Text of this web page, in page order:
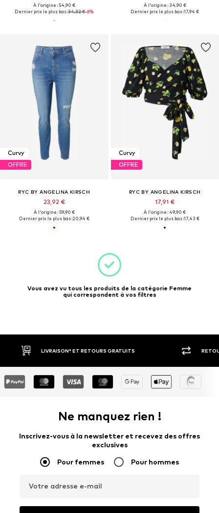
À l'origine : 54,90 €
Dernier prix le plus bas :34,32 €-6%
À l'origine : 34,90 €
Dernier prix le plus bas :17,94 €
Curvy
OFFRE
RYC BY ANGELINA KIRSCH
23,92 €
À l'origine : 59,90 €
Dernier prix le plus bas :20,94 €
Curvy
OFFRE
RYC BY ANGELINA KIRSCH
17,91 €
À l'origine : 49,90 €
Dernier prix le plus bas :17,43 €
Vous avez vu tous les produits de la catégorie Femme
qui correspondent à vos filtres
LIVRAISON* ET RETOURS GRATUITS RETOUR
Ne manquez rien !
Inscrivez-vous à la newsletter et recevez des offres
exclusives
Pour femmes Pour hommes
Votre adresse e-mail